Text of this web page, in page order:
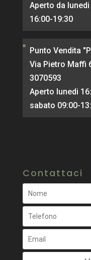
Aperto da
16:00-19:30
Punto Vendita
Via Pietro Maffi
3070593
Aperto lunedi
sabato 09:00-
Contattaci